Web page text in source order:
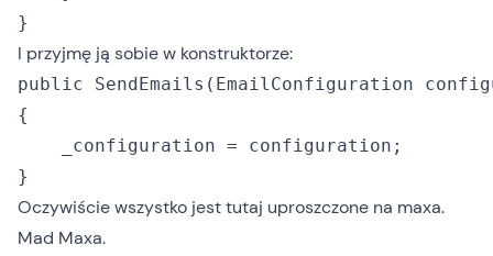
I przyjmę ją sobie w konstruktorze:
public SendEmails(EmailConfiguration
{
    _configuration = configuration;
Oczywiście wszystko jest tutaj uproszczone na maxa.
Mad Maxa.